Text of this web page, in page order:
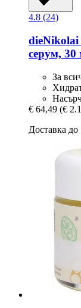
4.8 (24)
dieNikolai
серум, 30
За
€ 64,49 (€
Доставка до